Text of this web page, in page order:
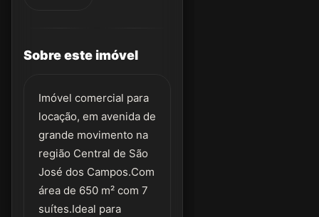
Sobre este imóvel
Imóvel comercial para
locação, em avenida de
grande movimento na
região Central de São
José dos Campos.Com
área de 650 m² com 7
suítes.Ideal para